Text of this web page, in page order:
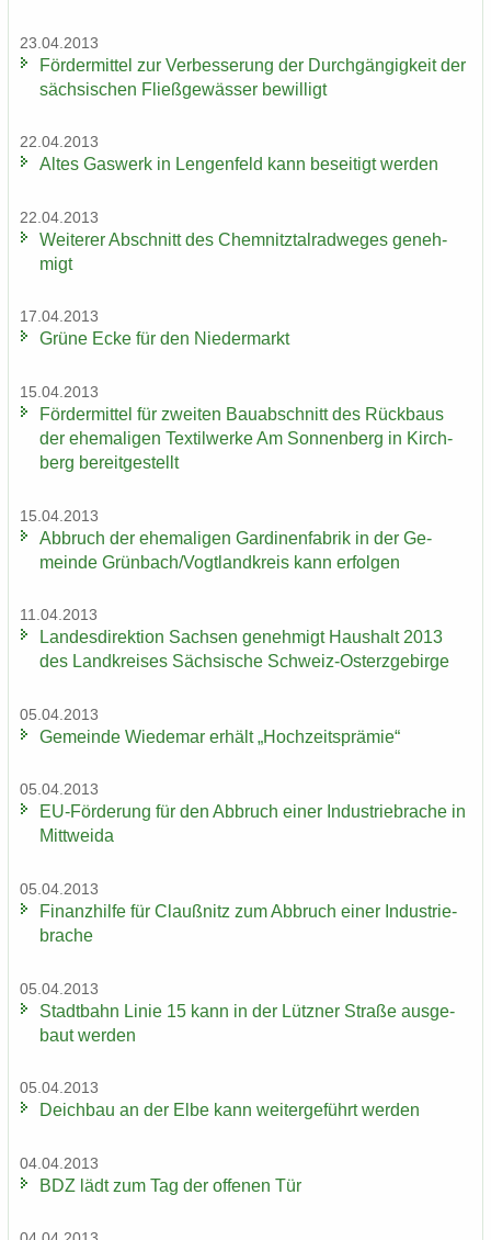
23.04.2013
För­der­mit­tel zur Ver­bes­se­rung der Durch­gän­gig­keit der
säch­si­schen Fließ­ge­wäs­ser be­wil­ligt
22.04.2013
Altes Gas­werk in Len­gen­feld kann be­sei­tigt wer­den
22.04.2013
Wei­te­rer Ab­schnitt des Chem­nitz­tal­rad­we­ges ge­neh­
migt
17.04.2013
Grüne Ecke für den Nie­der­markt
15.04.2013
För­der­mit­tel für zwei­ten Bau­ab­schnitt des Rück­baus
der ehe­ma­li­gen Tex­til­wer­ke Am Son­nen­berg in Kirch­
berg be­reit­ge­stellt
15.04.2013
Ab­bruch der ehe­ma­li­gen Gar­di­nen­fa­brik in der Ge­
mein­de Grün­bach/Vogt­land­kreis kann er­fol­gen
11.04.2013
Lan­des­di­rek­ti­on Sach­sen ge­neh­migt Haus­halt 2013
des Land­krei­ses Säch­si­sche Schweiz-​Osterzgebirge
05.04.2013
Ge­mein­de Wie­de­mar er­hält „Hoch­zeits­prä­mie“
05.04.2013
EU-​Förderung für den Ab­bruch einer In­dus­trie­bra­che in
Mitt­wei­da
05.04.2013
Fi­nanz­hil­fe für Clau­ß­nitz zum Ab­bruch einer In­dus­trie­
bra­che
05.04.2013
Stadt­bahn Linie 15 kann in der Lütz­ner Stra­ße aus­ge­
baut wer­den
05.04.2013
Deich­bau an der Elbe kann wei­ter­ge­führt wer­den
04.04.2013
BDZ lädt zum Tag der of­fe­nen Tür